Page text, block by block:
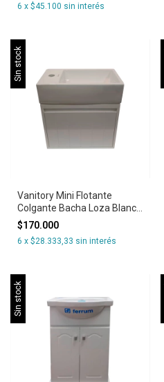
6 x $45.100 sin interés
Sin stock
Vanitory Mini Flotante
Colgante Bacha Loza Blanca
Toilette
$170.000
6 x $28.333,33 sin interés
Sin stock